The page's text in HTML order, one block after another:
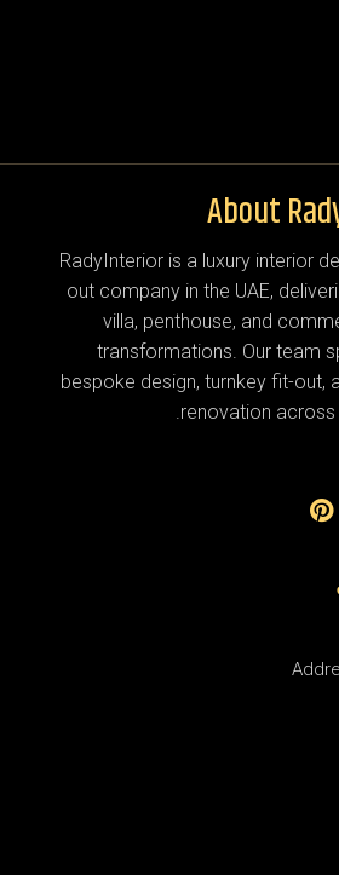
About
RadyInterior is a luxury interior
out company in the UAE,
villa, penthouse, and
transformations. Our team
bespoke design, turnkey fit-out,
renovation across